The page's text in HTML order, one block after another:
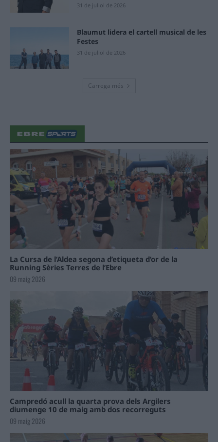
31 de juliol de 2026
Blaumut lidera el cartell musical de les
Festes
31 de juliol de 2026
Carrega més
La Cursa de l’Aldea segona d’etiqueta d’or de la
Running Sèries Terres de l’Ebre
09 maig 2026
Campredó acull la quarta prova dels Argilers
diumenge 10 de maig amb dos recorreguts
09 maig 2026